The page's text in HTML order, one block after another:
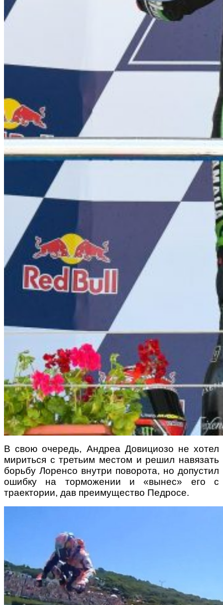
В свою очередь, Андреа Довициозо не хотел
мириться с третьим местом и решил навязать
борьбу Лоренсо внутри поворота, но допустил
ошибку на торможении и «вынес» его с
траектории, дав преимущество Педросе.